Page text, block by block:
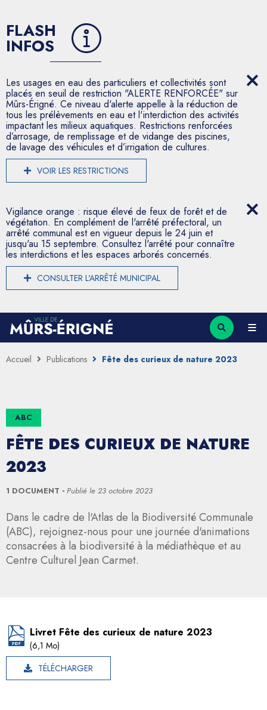
FLASH
INFOS
Les usages en eau des particuliers et collectivités sont
placés en seuil de restriction "ALERTE RENFORCÉE" sur
Mûrs-Érigné. Ce niveau d'alerte appelle à la réduction de
tous les prélèvements en eau et l'interdiction des activités
impactant les milieux aquatiques. Restrictions renforcées
d’arrosage, de remplissage et de vidange des piscines,
de lavage des véhicules et d’irrigation de cultures.
VOIR LES RESTRICTIONS
Vigilance orange : risque élevé de feux de forêt et de
végétation. En complément de l'arrêté préfectoral, un
arrêté communal est en vigueur depuis le 24 juin et
jusqu'au 15 septembre. Consultez l'arrêté pour connaître
les interdictions et les espaces arborés concernés.
CONSULTER L'ARRÊTÉ MUNICIPAL
Accueil Publications Fête des curieux de nature 2023
ABC
FÊTE DES CURIEUX DE NATURE
2023
1 DOCUMENT Publié le 23 octobre 2023
Dans le cadre de l'Atlas de la Biodiversité Communale
(ABC), rejoignez-nous pour une journée d'animations
consacrées à la biodiversité à la médiathèque et au
Centre Culturel Jean Carmet.
Livret Fête des curieux de nature 2023
(6,1 Mo)
TÉLÉCHARGER